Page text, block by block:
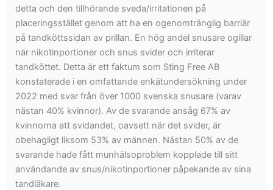
detta och den tillhörande sveda/irritationen på
placeringsstället genom att ha en ogenomtränglig barriär
på tandköttssidan av prillan. En hög andel snusare ogillar
när nikotinportioner och snus svider och irriterar
tandköttet. Detta är ett faktum som Sting Free AB
konstaterade i en omfattande enkätundersökning under
2022 med svar från över 1000 svenska snusare (varav
nästan 40% kvinnor). Av de svarande ansåg 67% av
kvinnorna att svidandet, oavsett när det svider, är
obehagligt liksom 53% av männen. Nästan 50% av de
svarande hade fått munhälsoproblem kopplade till sitt
användande av snus/nikotinportioner påpekande av sina
tandläkare.